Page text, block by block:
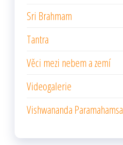
Sri Brahmam
Tantra
Věci mezi nebem a zemí
Videogalerie
Vishwananda Paramahamsa